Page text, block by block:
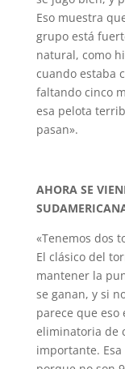
Eso muestra
grupo está
natural, como
cuando estaba
faltando cinco
esa pelota
pasan».
AHORA SE
«Tenemos dos
El clásico del
mantener la
se ganan, y si
parece que eso
eliminatoria de
importante.